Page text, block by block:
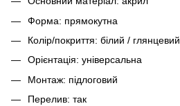
Форма: прямокутна
Колір/покриття: білий / глянцевий
Орієнтація: універсальна
Монтаж: підлоговий
Перелив: так